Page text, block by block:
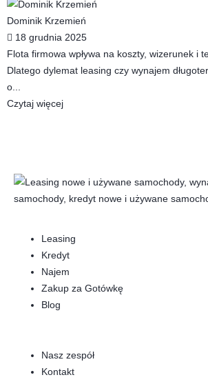
Dominik Krzemień
18 grudnia 2025
Flota firmowa wpływa na koszty, wizerunek i
Dlatego dylemat leasing czy wynajem
o...
Czytaj więcej
Leasing
Kredyt
Najem
Zakup za Gotówkę
Blog
Nasz zespół
Kontakt